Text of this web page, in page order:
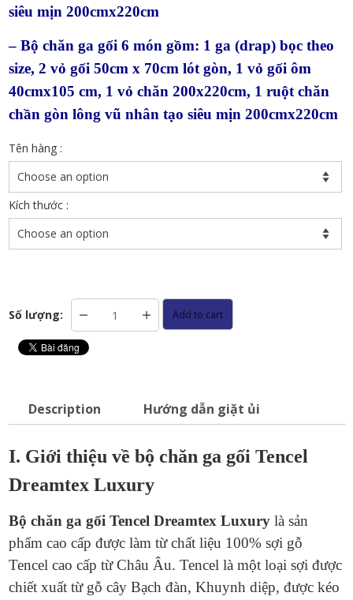
siêu mịn 200cmx220cm
– Bộ chăn ga gối 6 món gồm: 1 ga (drap) bọc theo
size, 2 vỏ gối 50cm x 70cm lót gòn, 1 vỏ gối ôm
40cmx105 cm, 1 vỏ chăn 200x220cm, 1 ruột chăn
chần gòn lông vũ nhân tạo siêu mịn 200cmx220cm
Tên hàng :
Kích thước :
Số lượng:
ga
gối
Luxury
DTL-
quantity
Add to cart
Description Hướng dẫn giặt ủi
I. Giới thiệu về bộ chăn ga gối Tencel
Dreamtex Luxury
Bộ chăn ga gốiTencel Dreamtex Luxury là sản
phẩm cao cấp được làm từ chất liệu 100% sợi gỗ
Tencel cao cấp từ Châu Âu. Tencel là một loại sợi được
chiết xuất từ ​​gỗ cây Bạch đàn, Khuynh diệp, được kéo